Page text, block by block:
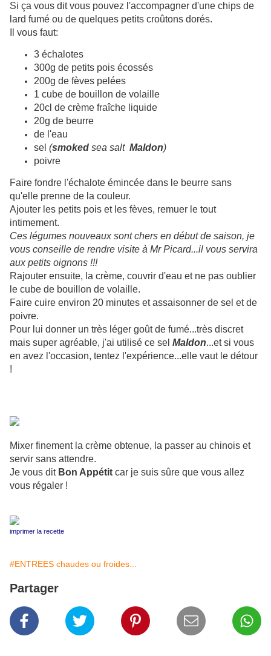
Si ça vous dit vous pouvez l'accompagner d'une chips de
lard fumé ou de quelques petits croûtons dorés.
Il vous faut:
3 échalotes
300g de petits pois écossés
200g de fèves pelées
1 cube de bouillon de volaille
20cl de crème fraîche liquide
20g de beurre
de l'eau
sel (smoked sea salt Maldon)
poivre
Faire fondre l'échalote émincée dans le beurre sans
qu'elle prenne de la couleur.
Ajouter les petits pois et les fèves, remuer le tout
intimement.
Ces légumes nouveaux sont chers en début de saison, je
vous conseille de rendre visite à Mr Picard...il vous servira
aux petits oignons !!!
Rajouter ensuite, la crème, couvrir d'eau et ne pas oublier
le cube de bouillon de volaille.
Faire cuire environ 20 minutes et assaisonner de sel et de
poivre.
Pour lui donner un très léger goût de fumé...très discret
mais super agréable, j'ai utilisé ce sel Maldon...et si vous
en avez l'occasion, tentez l'expérience...elle vaut le détour
!
Mixer finement la crème obtenue, la passer au chinois et
servir sans attendre.
Je vous dit Bon Appétit car je suis sûre que vous allez
vous régaler !
imprimer la recette
#ENTREES chaudes ou froides...
Partager